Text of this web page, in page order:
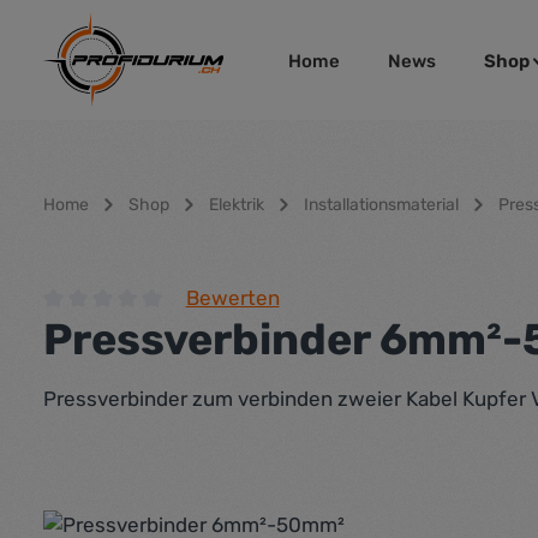
Hauptinhalt springen
Zur Hauptnavigation springen
Home News Shop
Home Shop Elektrik Installationsmaterial
Durchschnittliche Bewertung von 0 von 5 Sternen
Bewerten
Pressverbinder 6mm²-
Pressverbinder zum verbinden zweier Kabel Kupfer
Bildergalerie überspringen